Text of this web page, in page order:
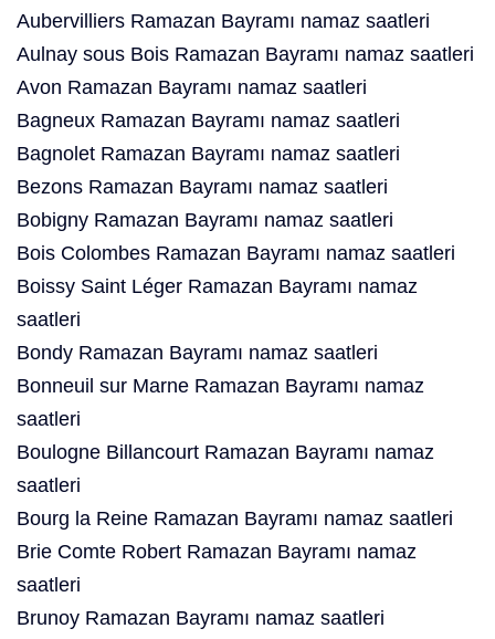
Aubervilliers Ramazan Bayramı namaz saatleri
Aulnay sous Bois Ramazan Bayramı namaz saatleri
Avon Ramazan Bayramı namaz saatleri
Bagneux Ramazan Bayramı namaz saatleri
Bagnolet Ramazan Bayramı namaz saatleri
Bezons Ramazan Bayramı namaz saatleri
Bobigny Ramazan Bayramı namaz saatleri
Bois Colombes Ramazan Bayramı namaz saatleri
Boissy Saint Léger Ramazan Bayramı namaz
saatleri
Bondy Ramazan Bayramı namaz saatleri
Bonneuil sur Marne Ramazan Bayramı namaz
saatleri
Boulogne Billancourt Ramazan Bayramı namaz
saatleri
Bourg la Reine Ramazan Bayramı namaz saatleri
Brie Comte Robert Ramazan Bayramı namaz
saatleri
Brunoy Ramazan Bayramı namaz saatleri